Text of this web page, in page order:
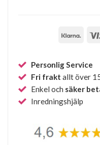
Personlig Service
Fri frakt allt över
Enkel och säker
Inredningshjälp